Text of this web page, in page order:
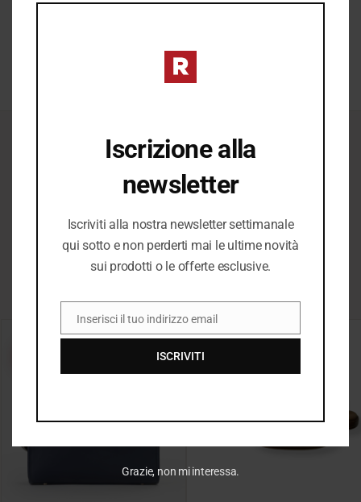
Il Meglio del
Meglio
Iscrizione alla
newsletter
Iscriviti alla nostra newsletter settimanale
qui sotto e non perderti mai le ultime novità
sui prodotti o le offerte esclusive.
EMAIL
Inserisci il tuo indirizzo email
ISCRIVITI
Grazie, non mi interessa.